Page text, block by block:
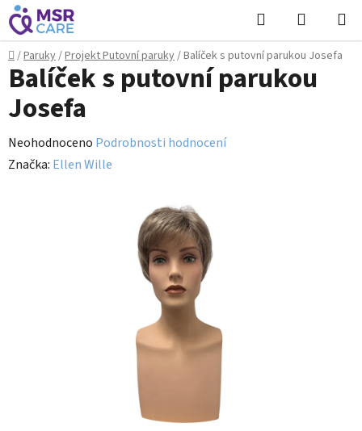
Přejít
na
obsah
Hledat
KOŠÍK
Domů
/Paruky/Projekt Putovní paruky/Balíček s putovní parukou Josefa
Balíček s putovní parukou
Josefa
Průměrné
hodnocení
Neohodnoceno Podrobnosti hodnocení
Značka: Ellen Wille